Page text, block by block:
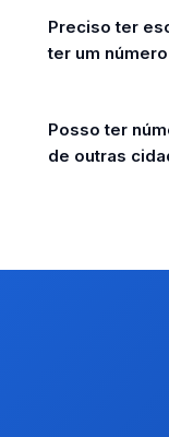
Preciso ter
ter um
Posso ter
de outras